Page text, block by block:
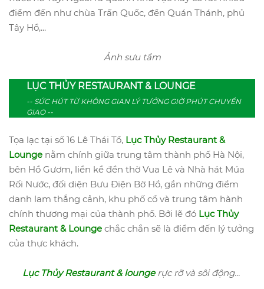
điểm đến như chùa Trấn Quốc, đền Quán Thánh, phủ
Tây Hồ,...
Ảnh sưu tầm
LỤC THỦY RESTAURANT & LOUNGE
-- SỨC HÚT TỪ KHÔNG GIAN LÝ TƯỞNG GIỜ PHÚT CHUYỂN
GIAO --
Tọa lạc tại số 16 Lê Thái Tổ, Lục Thủy Restaurant &
Lounge nằm chính giữa trung tâm thành phố Hà Nội,
bên Hồ Gươm, liền kề đền thờ Vua Lê và Nhà hát Múa
Rối Nước, đối diện Bưu Điện Bờ Hồ, gần những điểm
danh lam thắng cảnh, khu phố cổ và trung tâm hành
chính thương mại của thành phố. Bởi lẽ đó Lục Thủy
Restaurant & Lounge chắc chắn sẽ là điểm đến lý tưởng
của thực khách.
Lục Thủy Restaurant & lounge rực rỡ và sôi động...